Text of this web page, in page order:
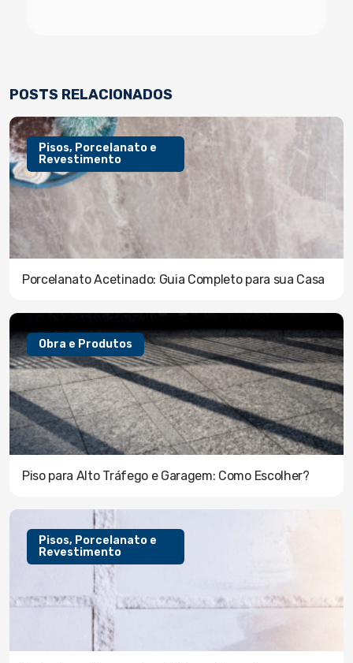
POSTS RELACIONADOS
Pisos, Porcelanato e
Revestimento
Porcelanato Acetinado: Guia Completo para sua Casa
Obra e Produtos
Piso para Alto Tráfego e Garagem: Como Escolher?
Pisos, Porcelanato e
Revestimento